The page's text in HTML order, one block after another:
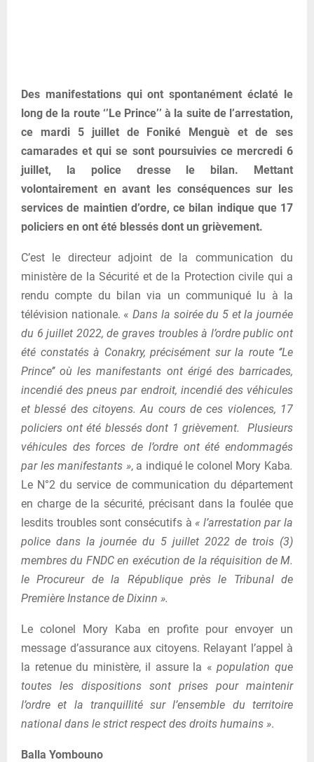
Des manifestations qui ont spontanément éclaté le
long de la route ‘’Le Prince’’ à la suite de l’arrestation,
ce mardi 5 juillet de Foniké Menguè et de ses
camarades et qui se sont poursuivies ce mercredi 6
juillet, la police dresse le bilan. Mettant
volontairement en avant les conséquences sur les
services de maintien d’ordre, ce bilan indique que 17
policiers en ont été blessés dont un grièvement.
C’est le directeur adjoint de la communication du
ministère de la Sécurité et de la Protection civile qui a
rendu compte du bilan via un communiqué lu à la
télévision nationale. «Dans la soirée du 5 et la journée
du 6 juillet 2022, de graves troubles à l’ordre public ont
été constatés à Conakry, précisément sur la route ‘’Le
Prince’’ où les manifestants ont érigé des barricades,
incendié des pneus par endroit, incendié des véhicules
et blessé des citoyens. Au cours de ces violences, 17
policiers ont été blessés dont 1 grièvement. Plusieurs
véhicules des forces de l’ordre ont été endommagés
par les manifestants », a indiqué le colonel Mory Kaba.
Le N°2 du service de communication du département
en charge de la sécurité, précisant dans la foulée que
lesdits troubles sont consécutifs à « l’arrestation par la
police dans la journée du 5 juillet 2022 de trois (3)
membres du FNDC en exécution de la réquisition de M.
le Procureur de la République près le Tribunal de
Première Instance de Dixinn ».
Le colonel Mory Kaba en profite pour envoyer un
message d’assurance aux citoyens. Relayant l’appel à
la retenue du ministère, il assure la «population que
toutes les dispositions sont prises pour maintenir
l’ordre et la tranquillité sur l’ensemble du territoire
national dans le strict respect des droits humains ».
Balla Yombouno